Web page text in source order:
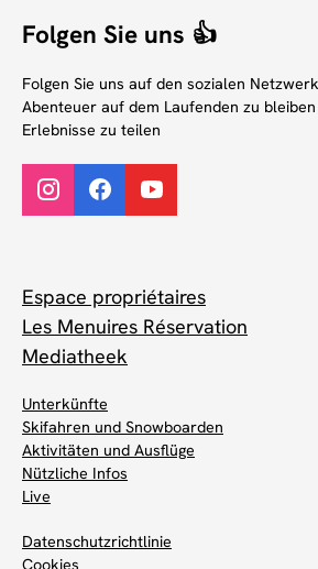
Folgen Sie uns 👍
Folgen Sie uns auf den sozialen
Abenteuer auf dem Laufenden zu
Erlebnisse zu teilen
Espace propriétaires
Les Menuires Réservation
Mediatheek
Unterkünfte
Skifahren und Snowboarden
Aktivitäten und Ausflüge
Nützliche Infos
Live
Datenschutzrichtlinie
Cookies